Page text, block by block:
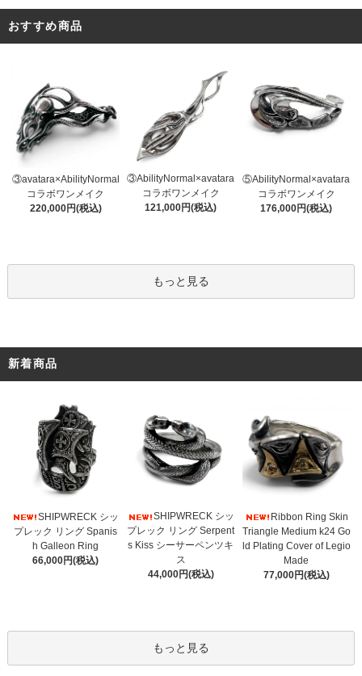
おすすめ商品
③avatara×AbilityNormal
コラボワンメイク
220,000円(税込)
③AbilityNormal×avatara
コラボワンメイク
121,000円(税込)
⑤AbilityNormal×avatara
コラボワンメイク
176,000円(税込)
もっと見る
新着商品
SHIPWRECK シッ
プレック リング Spanis
h Galleon Ring
66,000円(税込)
SHIPWRECK シッ
プレック リング Serpent
s Kiss シーサーペンツキ
ス
44,000円(税込)
Ribbon Ring Skin
Triangle Medium k24 Go
ld Plating Cover of Legio
Made
77,000円(税込)
もっと見る